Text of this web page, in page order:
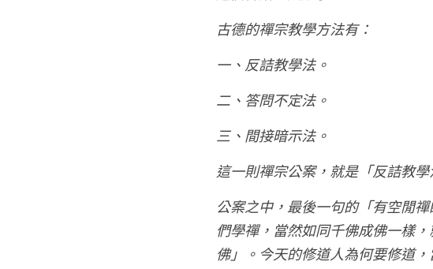
古德的禪宗教學方法有：
一、反詰教學法。
二、答問不定法。
三、間接暗示法。
這一則禪宗公案，就是「反詰教學
公案之中，最後一句的「有空閒
們學禪，當然如同千佛成佛一樣
佛」。今天的修道人為何要修道